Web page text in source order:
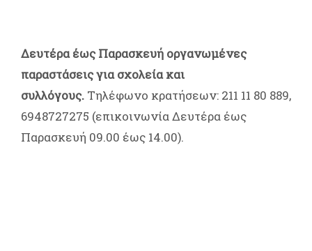
Δευτέρα έως Παρασκευή οργανωμένες
παραστάσεις για σχολεία και
συλλόγους. Τηλέφωνο κρατήσεων: 211 11 80 889,
6948727275 (επικοινωνία Δευτέρα έως
Παρασκευή 09.00 έως 14.00).